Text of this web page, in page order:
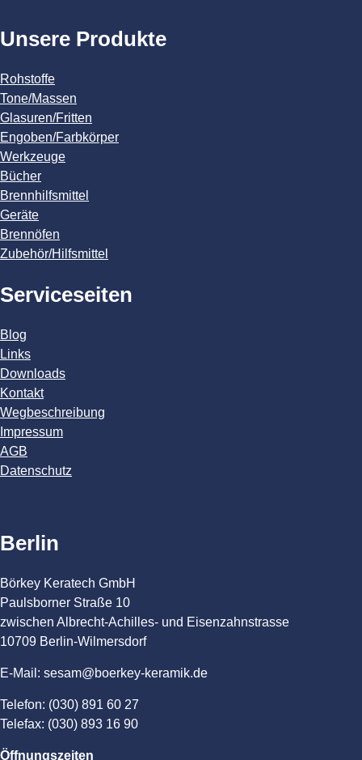
Unsere Produkte
Rohstoffe
Tone/Massen
Glasuren/Fritten
Engoben/Farbkörper
Werkzeuge
Bücher
Brennhilfsmittel
Geräte
Brennöfen
Zubehör/Hilfsmittel
Serviceseiten
Blog
Links
Downloads
Kontakt
Wegbeschreibung
Impressum
AGB
Datenschutz
Berlin
Börkey Keratech GmbH
Paulsborner Straße 10
zwischen Albrecht-Achilles- und Eisenzahnstrasse
10709 Berlin-Wilmersdorf
E-Mail: sesam@boerkey-keramik.de
Telefon: (030) 891 60 27
Telefax: (030) 893 16 90
Öffnungszeiten